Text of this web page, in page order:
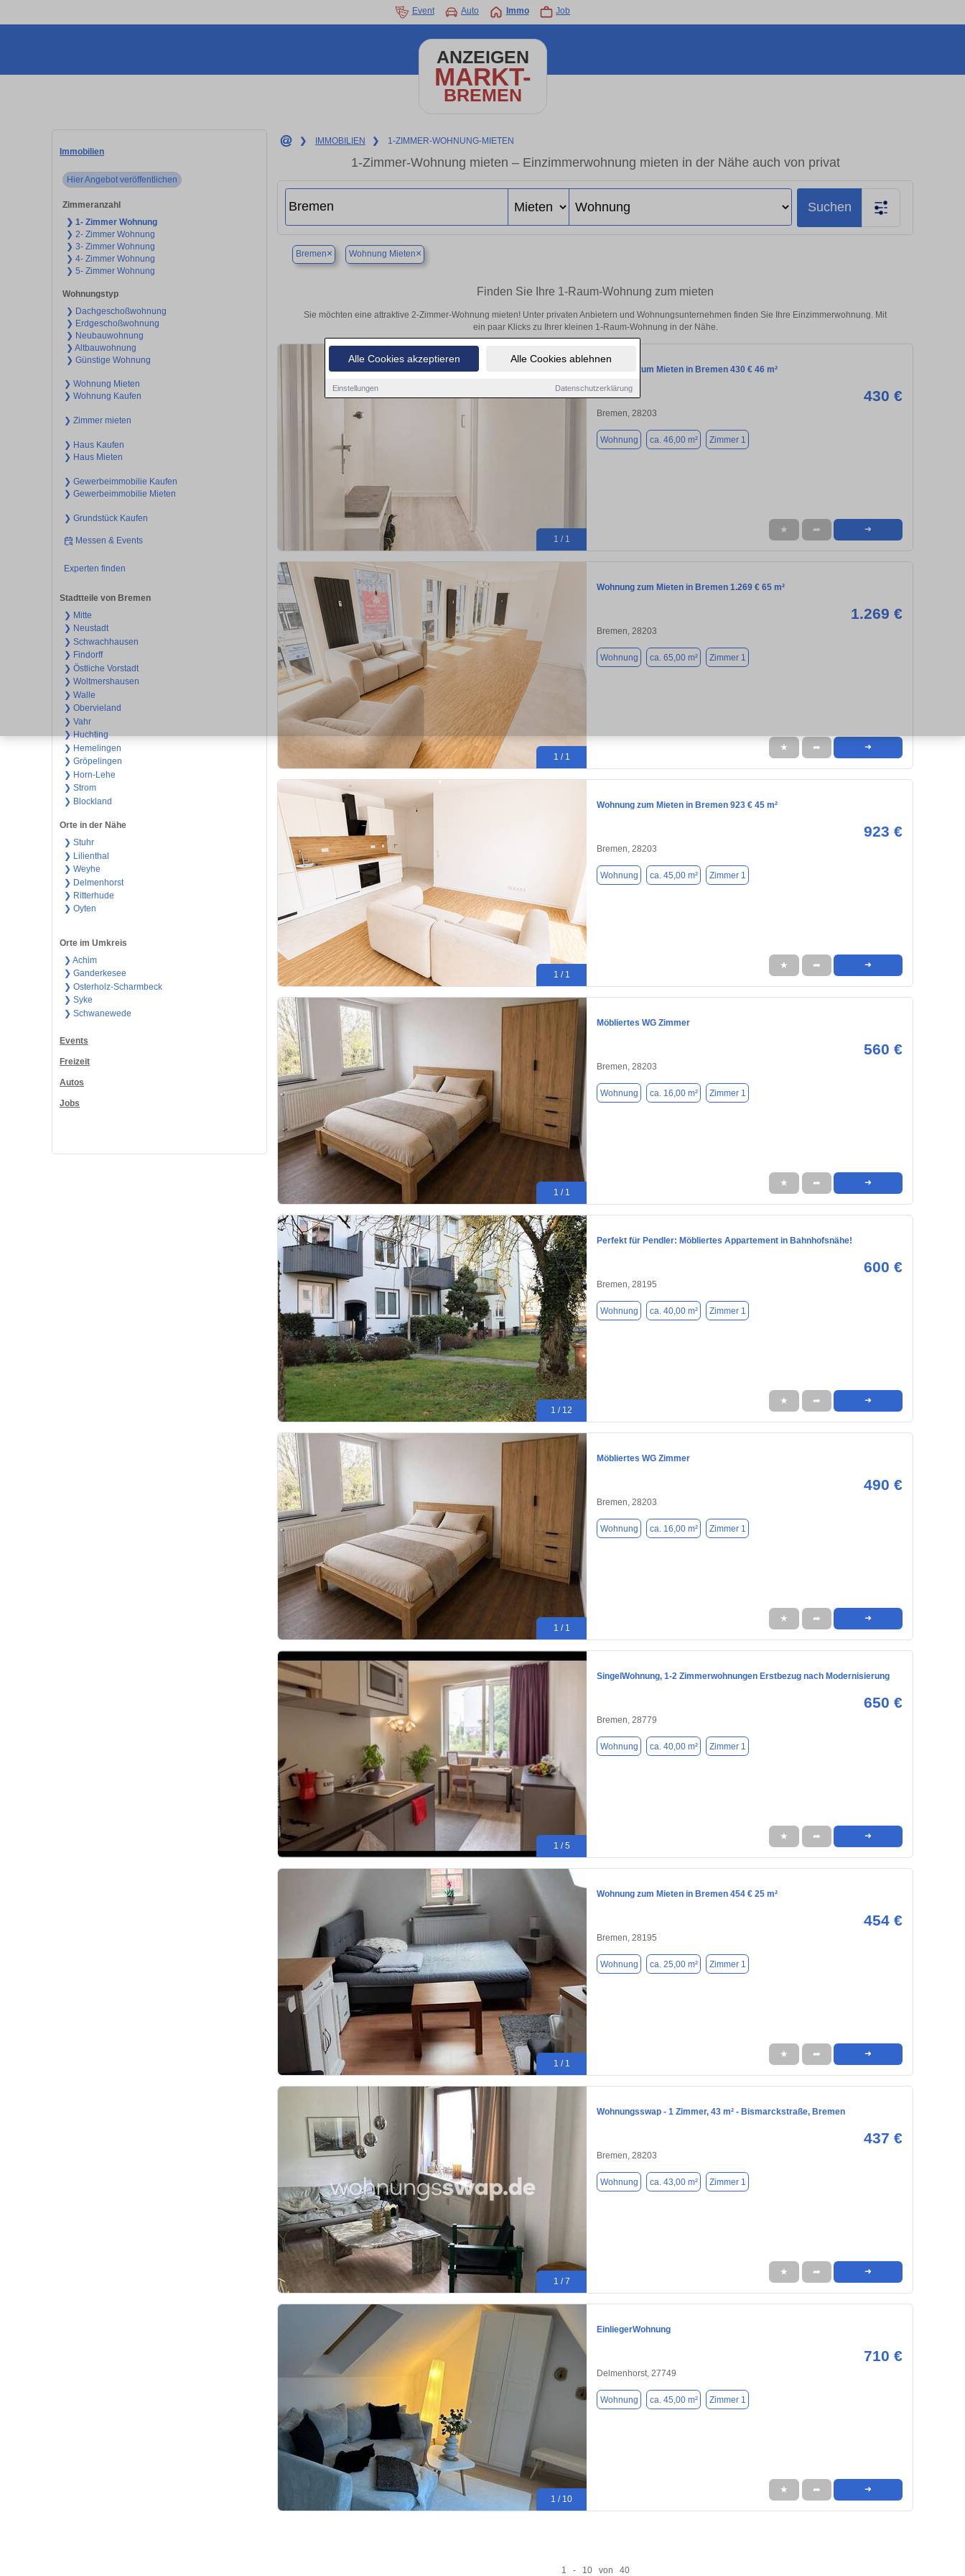
Alle Cookies akzeptieren Alle Cookies ablehnen
Einstellungen Datenschutzerklärung
Event Auto Immo Job
ANZEIGEN
MARKT-
BREMEN
Immobilien
Hier Angebot veröffentlichen
Zimmeranzahl
❯ 1- Zimmer Wohnung
❯ 2- Zimmer Wohnung
❯ 3- Zimmer Wohnung
❯ 4- Zimmer Wohnung
❯ 5- Zimmer Wohnung
Wohnungstyp
❯ Dachgeschoßwohnung
❯ Erdgeschoßwohnung
❯ Neubauwohnung
❯ Altbauwohnung
❯ Günstige Wohnung
❯ Wohnung Mieten
❯ Wohnung Kaufen
❯ Zimmer mieten
❯ Haus Kaufen
❯ Haus Mieten
❯ Gewerbeimmobilie Kaufen
❯ Gewerbeimmobilie Mieten
❯ Grundstück Kaufen
Messen & Events
Experten finden
Stadtteile von Bremen
❯ Mitte
❯ Neustadt
❯ Schwachhausen
❯ Findorff
❯ Östliche Vorstadt
❯ Woltmershausen
❯ Walle
❯ Obervieland
❯ Vahr
❯ Huchting
❯ Hemelingen
❯ Gröpelingen
❯ Horn-Lehe
❯ Strom
❯ Blockland
Orte in der Nähe
❯ Stuhr
❯ Lilienthal
❯ Weyhe
❯ Delmenhorst
❯ Ritterhude
❯ Oyten
Orte im Umkreis
❯ Achim
❯ Ganderkesee
❯ Osterholz-Scharmbeck
❯ Syke
❯ Schwanewede
Events
Freizeit
Autos
Jobs
❯ IMMOBILIEN ❯ 1-ZIMMER-WOHNUNG-MIETEN
1-Zimmer-Wohnung mieten – Einzimmerwohnung mieten in der Nähe auch von privat
Suchen
Bremen× Wohnung Mieten×
Finden Sie Ihre 1-Raum-Wohnung zum mieten
Sie möchten eine attraktive 2-Zimmer-Wohnung mieten! Unter privaten Anbietern und Wohnungsunternehmen finden Sie Ihre Einzimmerwohnung. Mit
ein paar Klicks zu Ihrer kleinen 1-Raum-Wohnung in der Nähe.
1 / 1
Wohnung zum Mieten in Bremen 430 € 46 m²
430 €
Bremen, 28203
Wohnung ca. 46,00 m² Zimmer 1
★ ➦ ➜
1 / 1
Wohnung zum Mieten in Bremen 1.269 € 65 m²
1.269 €
Bremen, 28203
Wohnung ca. 65,00 m² Zimmer 1
★ ➦ ➜
1 / 1
Wohnung zum Mieten in Bremen 923 € 45 m²
923 €
Bremen, 28203
Wohnung ca. 45,00 m² Zimmer 1
★ ➦ ➜
1 / 1
Möbliertes WG Zimmer
560 €
Bremen, 28203
Wohnung ca. 16,00 m² Zimmer 1
★ ➦ ➜
1 / 12
Perfekt für Pendler: Möbliertes Appartement in Bahnhofsnähe!
600 €
Bremen, 28195
Wohnung ca. 40,00 m² Zimmer 1
★ ➦ ➜
1 / 1
Möbliertes WG Zimmer
490 €
Bremen, 28203
Wohnung ca. 16,00 m² Zimmer 1
★ ➦ ➜
1 / 5
SingelWohnung, 1-2 Zimmerwohnungen Erstbezug nach Modernisierung
650 €
Bremen, 28779
Wohnung ca. 40,00 m² Zimmer 1
★ ➦ ➜
1 / 1
Wohnung zum Mieten in Bremen 454 € 25 m²
454 €
Bremen, 28195
Wohnung ca. 25,00 m² Zimmer 1
★ ➦ ➜
1 / 7
Wohnungsswap - 1 Zimmer, 43 m² - Bismarckstraße, Bremen
437 €
Bremen, 28203
Wohnung ca. 43,00 m² Zimmer 1
★ ➦ ➜
1 / 10
EinliegerWohnung
710 €
Delmenhorst, 27749
Wohnung ca. 45,00 m² Zimmer 1
★ ➦ ➜
1 - 10 von 40